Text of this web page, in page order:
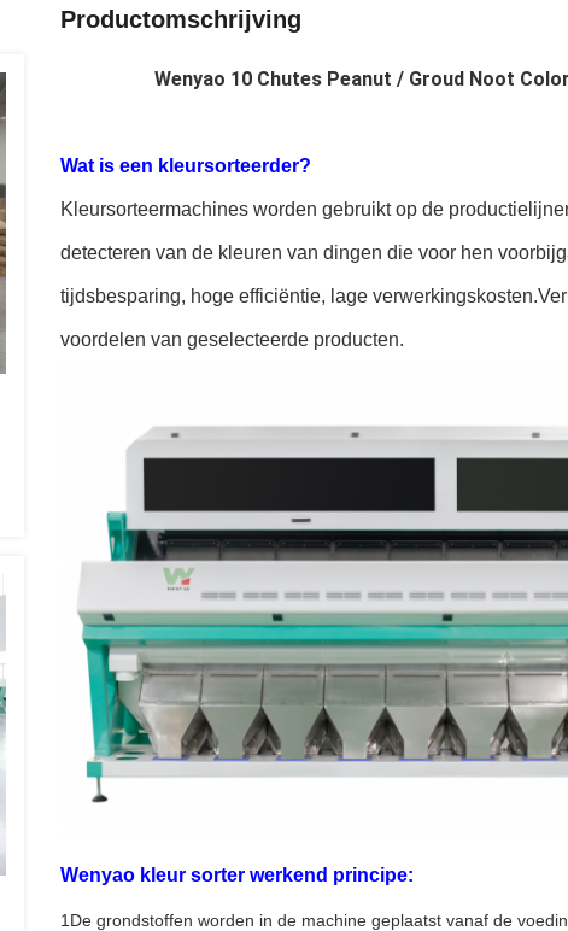
Productomschrijving
Wenyao 10 Chutes Peanut / Groud Noot
Wat is een kleursorteerder?
Kleursorteermachines worden gebruikt op de
detecteren van de kleuren van dingen die voor hen
tijdsbesparing, hoge efficiëntie, lage
voordelen van geselecteerde producten.
Wenyao kleur sorter werkend principe:
1De grondstoffen worden in de machine geplaatst vanaf de